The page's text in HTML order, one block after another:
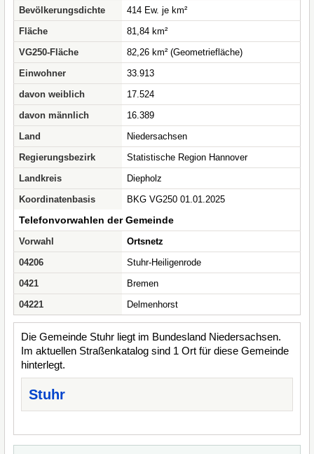
Bevölkerungsdichte
414 Ew. je km²
Fläche
81,84 km²
VG250-Fläche
82,26 km² (Geometriefläche)
Einwohner
33.913
davon weiblich
17.524
davon männlich
16.389
Land
Niedersachsen
Regierungsbezirk
Statistische Region Hannover
Landkreis
Diepholz
Koordinatenbasis
BKG VG250 01.01.2025
Telefonvorwahlen der Gemeinde
Vorwahl
Ortsnetz
04206
Stuhr-Heiligenrode
0421
Bremen
04221
Delmenhorst
Die Gemeinde Stuhr liegt im Bundesland Niedersachsen.
Im aktuellen Straßenkatalog sind 1 Ort für diese Gemeinde
hinterlegt.
Stuhr